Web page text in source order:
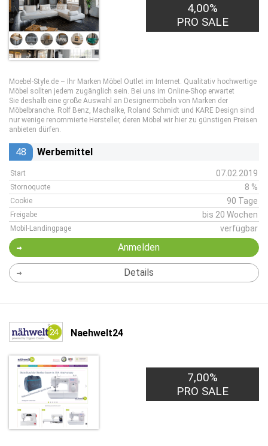
4,00%
PRO SALE
Moebel-Style.de – Ihr Marken Möbel Outlet im Internet. Qualitativ hochwertige
Möbel sollten jedem zugänglich sein. Bei uns im Online-Shop erwartet
Sie deshalb eine große Auswahl an Designermöbeln von Marken der
Möbelbranche. Rolf Benz, Machalke, Roland Schmidt und KARE Design sind
nur wenige renommierte Hersteller, deren Möbel wir hier zu günstigen Preisen
anbieten dürfen.
48 Werbemittel
Start 07.02.2019
Stornoquote 8 %
Cookie 90 Tage
Freigabe bis 20 Wochen
Mobil-Landingpage verfügbar
Anmelden
Details
Naehwelt24
7,00%
PRO SALE